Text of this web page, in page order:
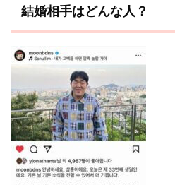
結婚相手はどんな人？